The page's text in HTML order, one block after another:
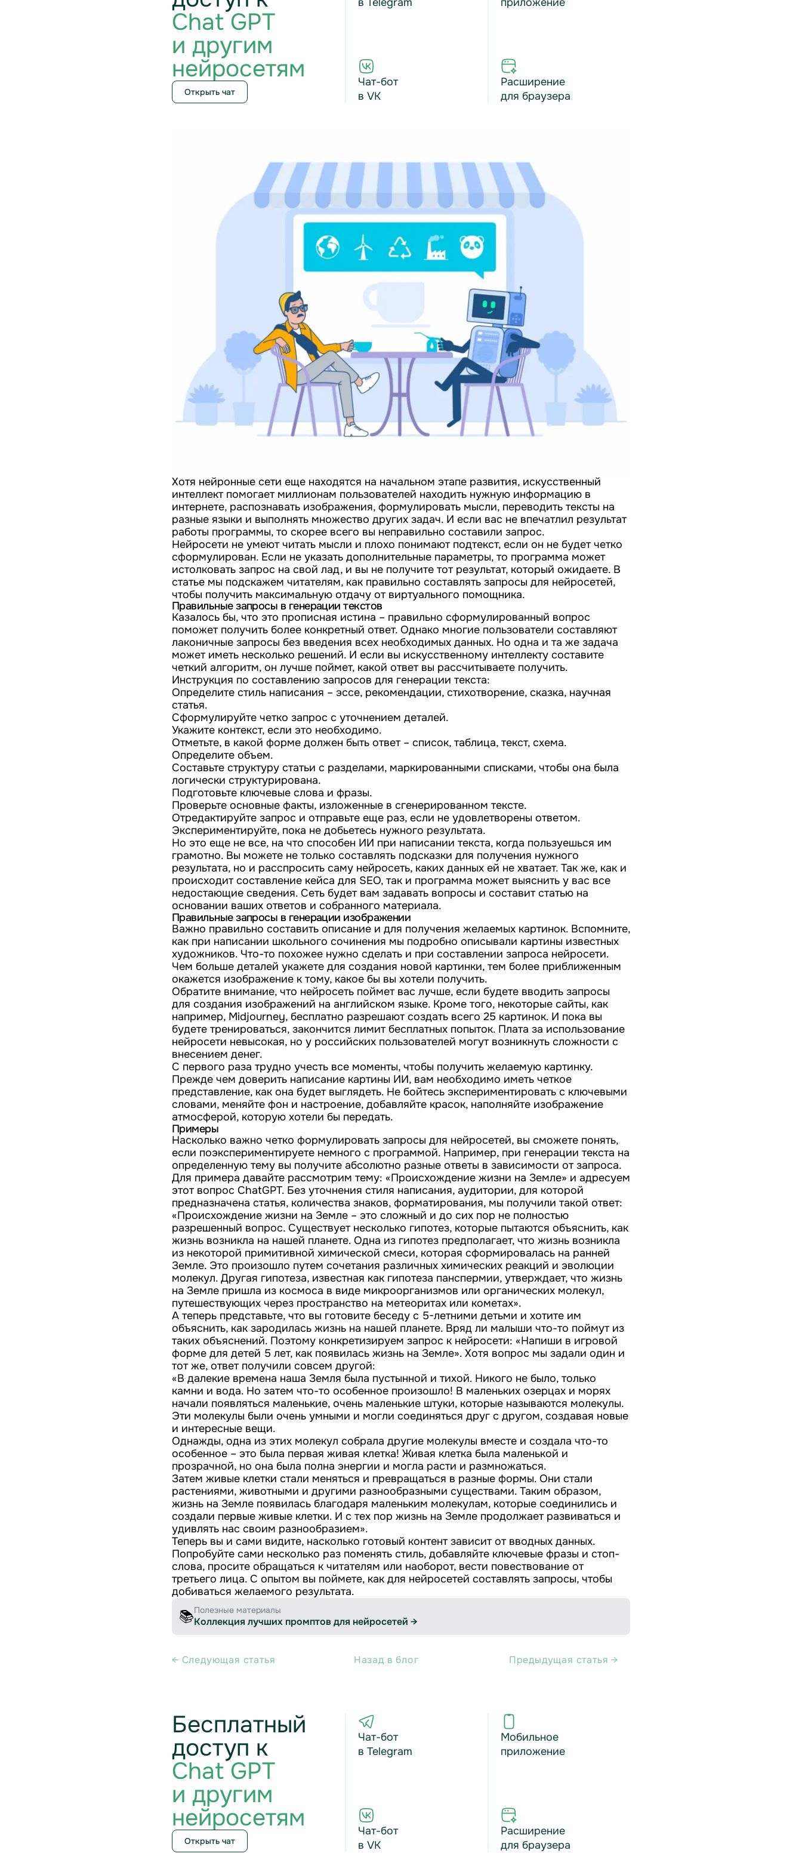
Chat GPT
и другим
нейросетям
Открыть чат
Чат-бот
в VK
Расширение
для браузера
Хотя нейронные сети еще находятся на начальном этапе развития, искусственный
интеллект помогает миллионам пользователей находить нужную информацию в
интернете, распознавать изображения, формулировать мысли, переводить тексты на
разные языки и выполнять множество других задач. И если вас не впечатлил результат
работы программы, то скорее всего вы неправильно составили запрос.
Нейросети не умеют читать мысли и плохо понимают подтекст, если он не будет четко
сформулирован. Если не указать дополнительные параметры, то программа может
истолковать запрос на свой лад, и вы не получите тот результат, который ожидаете. В
статье мы подскажем читателям, как правильно составлять запросы для нейросетей,
чтобы получить максимальную отдачу от виртуального помощника.
Правильные запросы в генерации текстов
Казалось бы, что это прописная истина – правильно сформулированный вопрос
поможет получить более конкретный ответ. Однако многие пользователи составляют
лаконичные запросы без введения всех необходимых данных. Но одна и та же задача
может иметь несколько решений. И если вы искусственному интеллекту составите
четкий алгоритм, он лучше поймет, какой ответ вы рассчитываете получить.
Инструкция по составлению запросов для генерации текста:
Определите стиль написания – эссе, рекомендации, стихотворение, сказка, научная
статья.
Сформулируйте четко запрос с уточнением деталей.
Укажите контекст, если это необходимо.
Отметьте, в какой форме должен быть ответ – список, таблица, текст, схема.
Определите объем.
Составьте структуру статьи с разделами, маркированными списками, чтобы она была
логически структурирована.
Подготовьте ключевые слова и фразы.
Проверьте основные факты, изложенные в сгенерированном тексте.
Отредактируйте запрос и отправьте еще раз, если не удовлетворены ответом.
Экспериментируйте, пока не добьетесь нужного результата.
Но это еще не все, на что способен ИИ при написании текста, когда пользуешься им
грамотно. Вы можете не только составлять подсказки для получения нужного
результата, но и расспросить саму нейросеть, каких данных ей не хватает. Так же, как и
происходит составление кейса для SEO, так и программа может выяснить у вас все
недостающие сведения. Сеть будет вам задавать вопросы и составит статью на
основании ваших ответов и собранного материала.
Правильные запросы в генерации изображении
Важно правильно составить описание и для получения желаемых картинок. Вспомните,
как при написании школьного сочинения мы подробно описывали картины известных
художников. Что-то похожее нужно сделать и при составлении запроса нейросети.
Чем больше деталей укажете для создания новой картинки, тем более приближенным
окажется изображение к тому, какое бы вы хотели получить.
Обратите внимание, что нейросеть поймет вас лучше, если будете вводить запросы
для создания изображений на английском языке. Кроме того, некоторые сайты, как
например, Midjourney, бесплатно разрешают создать всего 25 картинок. И пока вы
будете тренироваться, закончится лимит бесплатных попыток. Плата за использование
нейросети невысокая, но у российских пользователей могут возникнуть сложности с
внесением денег.
С первого раза трудно учесть все моменты, чтобы получить желаемую картинку.
Прежде чем доверить написание картины ИИ, вам необходимо иметь четкое
представление, как она будет выглядеть. Не бойтесь экспериментировать с ключевыми
словами, меняйте фон и настроение, добавляйте красок, наполняйте изображение
атмосферой, которую хотели бы передать.
Примеры
Насколько важно четко формулировать запросы для нейросетей, вы сможете понять,
если поэкспериментируете немного с программой. Например, при генерации текста на
определенную тему вы получите абсолютно разные ответы в зависимости от запроса.
Для примера давайте рассмотрим тему: «Происхождение жизни на Земле» и адресуем
этот вопрос ChatGPT. Без уточнения стиля написания, аудитории, для которой
предназначена статья, количества знаков, форматирования, мы получили такой ответ:
«Происхождение жизни на Земле – это сложный и до сих пор не полностью
разрешенный вопрос. Существует несколько гипотез, которые пытаются объяснить, как
жизнь возникла на нашей планете. Одна из гипотез предполагает, что жизнь возникла
из некоторой примитивной химической смеси, которая сформировалась на ранней
Земле. Это произошло путем сочетания различных химических реакций и эволюции
молекул. Другая гипотеза, известная как гипотеза панспермии, утверждает, что жизнь
на Земле пришла из космоса в виде микроорганизмов или органических молекул,
путешествующих через пространство на метеоритах или кометах».
А теперь представьте, что вы готовите беседу с 5-летними детьми и хотите им
объяснить, как зародилась жизнь на нашей планете. Вряд ли малыши что-то поймут из
таких объяснений. Поэтому конкретизируем запрос к нейросети: «Напиши в игровой
форме для детей 5 лет, как появилась жизнь на Земле». Хотя вопрос мы задали один и
тот же, ответ получили совсем другой:
«В далекие времена наша Земля была пустынной и тихой. Никого не было, только
камни и вода. Но затем что-то особенное произошло! В маленьких озерцах и морях
начали появляться маленькие, очень маленькие штуки, которые называются молекулы.
Эти молекулы были очень умными и могли соединяться друг с другом, создавая новые
и интересные вещи.
Однажды, одна из этих молекул собрала другие молекулы вместе и создала что-то
особенное – это была первая живая клетка! Живая клетка была маленькой и
прозрачной, но она была полна энергии и могла расти и размножаться.
Затем живые клетки стали меняться и превращаться в разные формы. Они стали
растениями, животными и другими разнообразными существами. Таким образом,
жизнь на Земле появилась благодаря маленьким молекулам, которые соединились и
создали первые живые клетки. И с тех пор жизнь на Земле продолжает развиваться и
удивлять нас своим разнообразием».
Теперь вы и сами видите, насколько готовый контент зависит от вводных данных.
Попробуйте сами несколько раз поменять стиль, добавляйте ключевые фразы и стоп-
слова, просите обращаться к читателям или наоборот, вести повествование от
третьего лица. С опытом вы поймете, как для нейросетей составлять запросы, чтобы
добиваться желаемого результата.
📚Полезные материалы
Коллекция лучших промптов для нейросетей →
← Cледующая статья Назад в блог Предыдущая статья →
Бесплатный
доступ к
Chat GPT
и другим
нейросетям
Открыть чат
Чат-бот
в Telegram
Чат-бот
в VK
Мобильное
приложение
Расширение
для браузера